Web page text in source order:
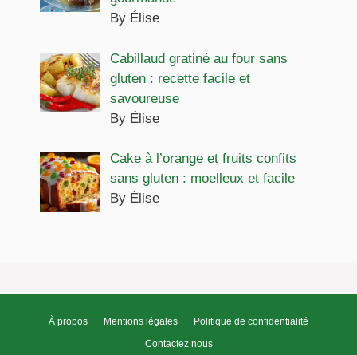
By Élise
Cabillaud gratiné au four sans
gluten : recette facile et
savoureuse
By Élise
Cake à l’orange et fruits confits
sans gluten : moelleux et facile
By Élise
À propos Mentions légales
Politique de confidentialité
Contactez nous